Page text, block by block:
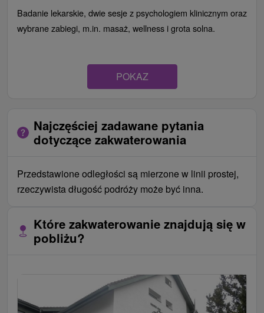
Badanie lekarskie, dwie sesje z psychologiem klinicznym oraz
wybrane zabiegi, m.in. masaż, wellness i grota solna.
POKAZ
Najczęściej zadawane pytania
dotyczące zakwaterowania
Przedstawione odległości są mierzone w linii prostej,
rzeczywista długość podróży może być inna.
Które zakwaterowanie znajdują się w
pobliżu?